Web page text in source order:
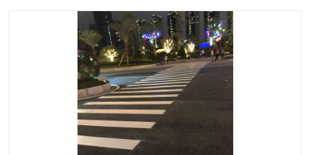
道路标线划线 马路标线
道路划线